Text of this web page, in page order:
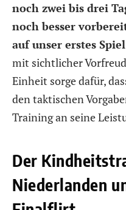
noch zwei bis drei
noch besser
auf unser erstes
mit sichtlicher
Einheit sorge dafür,
den taktischen
Training an seine
Der
Niederlanden